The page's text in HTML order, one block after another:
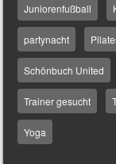
Juniorenfußball
partynacht
Schönbuch United
Trainer gesucht
Yoga